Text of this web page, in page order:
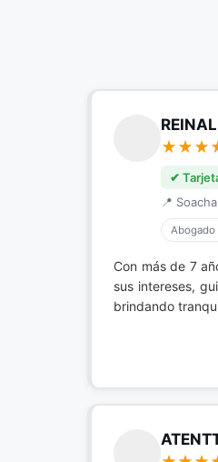
✔
📍
Abogado
Con más de 7
sus intereses,
brindando